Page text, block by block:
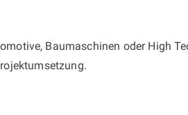
Baumaschinen oder High